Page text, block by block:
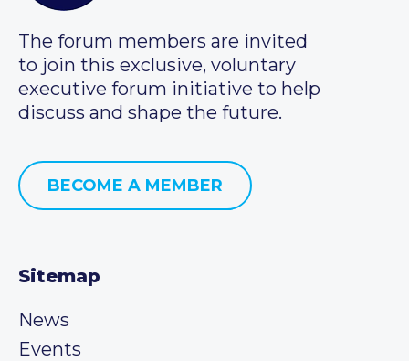
The forum members are invited
to join this exclusive, voluntary
executive forum initiative to help
discuss and shape the future.
BECOME A MEMBER
Sitemap
News
Events